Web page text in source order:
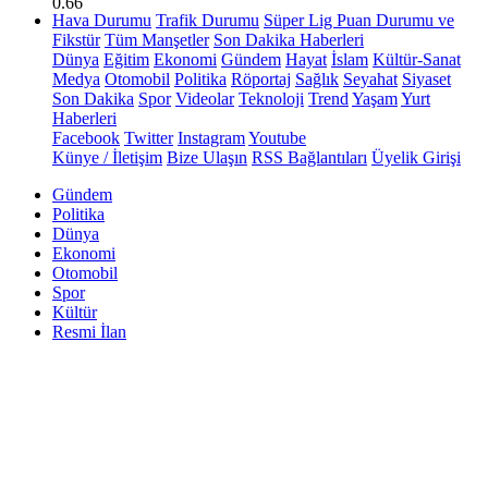
Hava Durumu Trafik Durumu Süper Lig Puan Durumu ve
Fikstür Tüm Manşetler Son Dakika Haberleri
Dünya Eğitim Ekonomi Gündem Hayat İslam Kültür-Sanat
Medya Otomobil Politika Röportaj Sağlık Seyahat Siyaset
Son Dakika Spor Videolar Teknoloji Trend YaşamYurt
Haberleri
Facebook Twitter InstagramYoutube
Künye / İletişim Bize Ulaşın RSS Bağlantıları Üyelik Girişi
Gündem
Politika
Dünya
Ekonomi
Otomobil
Spor
Kültür
Resmi İlan